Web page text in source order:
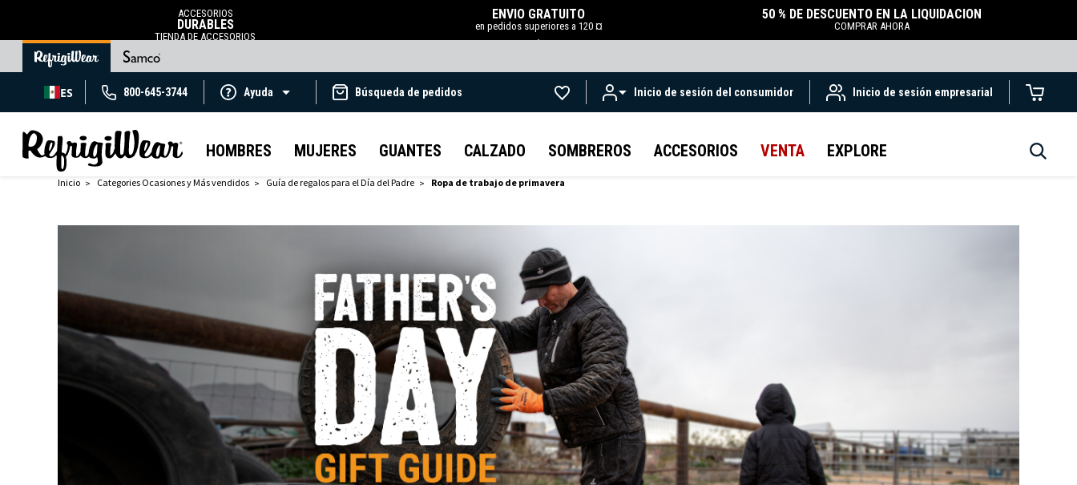
ACCESORIOS
DURABLES
TIENDA DE ACCESORIOS
ENVÍO GRATUITO
en pedidos superiores a 120 ¤
.
50 % DE DESCUENTO EN LA LIQUIDACIÓN
COMPRAR AHORA
ES 800-645-3744 Ayuda Búsqueda de pedidos Inicio de sesión del consumidor Inicio de sesión empresarial
HOMBRES MUJERES GUANTES CALZADO SOMBREROS ACCESORIOS VENTA EXPLORE
Inicio Categories Ocasiones y Más vendidos Guía de regalos para el Día del Padre Ropa de trabajo de primavera